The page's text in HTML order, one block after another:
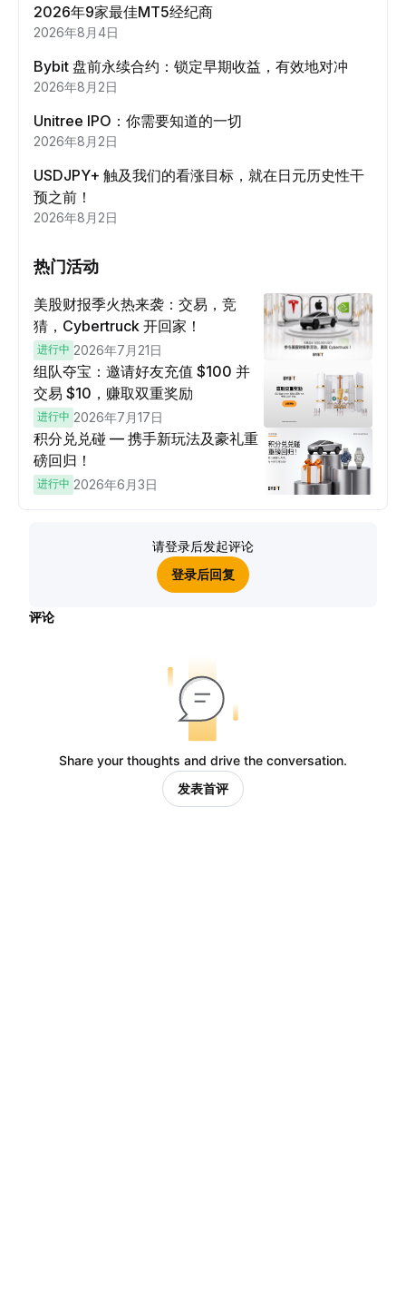
2026年9家最佳MT5经纪商
2026年8月4日
Bybit 盘前永续合约：锁定早期收益，有效地对冲
2026年8月2日
Unitree IPO：你需要知道的一切
2026年8月2日
USDJPY+ 触及我们的看涨目标，就在日元历史性干
预之前！
2026年8月2日
热门活动
美股财报季火热来袭：交易，竞
猜，Cybertruck 开回家！
进行中 2026年7月21日
组队夺宝：邀请好友充值 $100 并
交易 $10，赚取双重奖励
进行中 2026年7月17日
积分兑兑碰 — 携手新玩法及豪礼重
磅回归！
进行中 2026年6月3日
请登录后发起评论
登录后回复
评论
Share your thoughts and drive the conversation.
发表首评